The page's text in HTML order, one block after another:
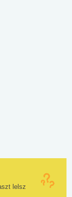
lelsz